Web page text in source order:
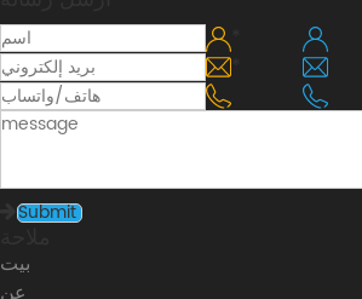
بيت